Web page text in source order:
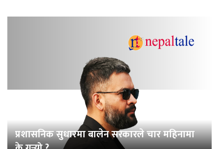
प्रशासनिक सुधारमा बालेन सरकारले चार महिनामा